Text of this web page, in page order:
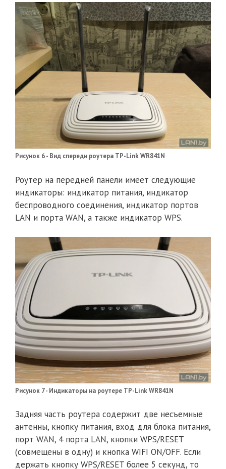
Рисунок 6 - Вид спереди роутера TP-Link WR841N
Роутер на передней панели имеет следующие
индикаторы: индикатор питания, индикатор
беспроводного соединения, индикатор портов
LAN и порта WAN, а также индикатор WPS.
Рисунок 7 - Индикаторы на роутере TP-Link WR841N
Задняя часть роутера содержит две несъемные
антенны, кнопку питания, вход для блока питания,
порт WAN, 4 порта LAN, кнопки WPS/RESET
(совмещены в одну) и кнопка WIFI ON/OFF. Если
держать кнопку WPS/RESET более 5 секунд, то